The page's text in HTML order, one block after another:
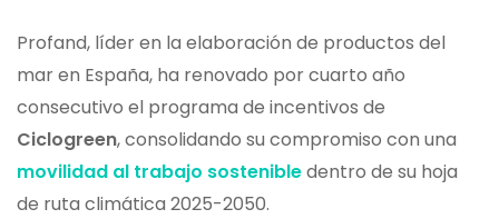
Profand, líder en la elaboración de productos del
mar en España, ha renovado por cuarto año
consecutivo el programa de incentivos de
Ciclogreen, consolidando su compromiso con una
movilidad al trabajo sostenibledentro de su hoja
de ruta climática 2025-2050.